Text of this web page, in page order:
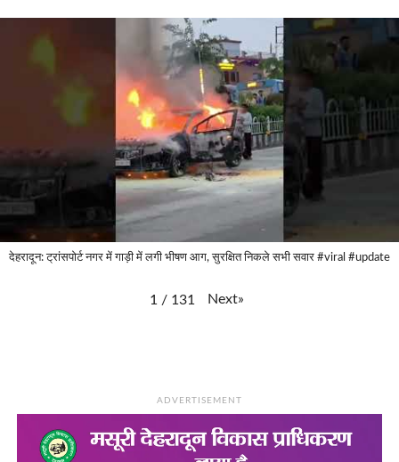
देहरादून: ट्रांसपोर्ट नगर में गाड़ी में लगी भीषण आग, सुरक्षित निकले सभी सवार #viral #update
1 / 131 Next»
ADVERTISEMENT